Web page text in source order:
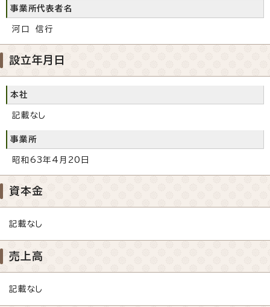
事業所代表者名
河口 信行
設立年月日
本社
記載なし
事業所
昭和63年4月20日
資本金
記載なし
売上高
記載なし